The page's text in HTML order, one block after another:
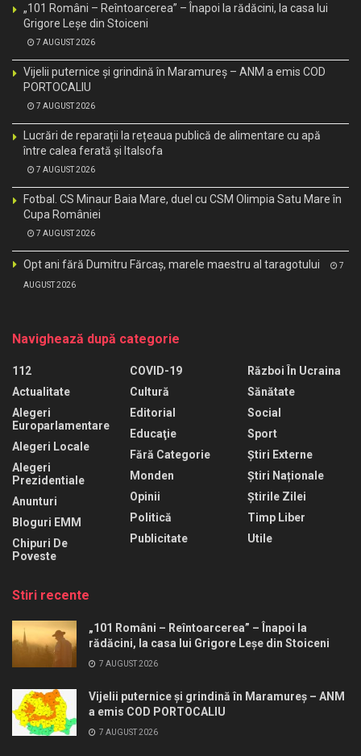
„101 Români – Reîntoarcerea” – Înapoi la rădăcini, la casa lui
Grigore Leșe din Stoiceni
7 AUGUST 2026
Vijelii puternice și grindină în Maramureș – ANM a emis COD
PORTOCALIU
7 AUGUST 2026
Lucrări de reparații la rețeaua publică de alimentare cu apă
între calea ferată și Italsofa
7 AUGUST 2026
Fotbal. CS Minaur Baia Mare, duel cu CSM Olimpia Satu Mare în
Cupa României
7 AUGUST 2026
Opt ani fără Dumitru Fărcaș, marele maestru al taragotului 7
AUGUST 2026
Navighează după categorie
112
Actualitate
Alegeri
Europarlamentare
Alegeri Locale
Alegeri
Prezidentiale
Anunturi
Bloguri EMM
Chipuri De
Poveste
COVID-19
Cultură
Editorial
Educaţie
Fără Categorie
Monden
Opinii
Politică
Publicitate
Război În Ucraina
Sănătate
Social
Sport
Știri Externe
Știri Naționale
Știrile Zilei
Timp Liber
Utile
Stiri recente
„101 Români – Reîntoarcerea” – Înapoi la
rădăcini, la casa lui Grigore Leșe din Stoiceni
7 AUGUST 2026
Vijelii puternice și grindină în Maramureș – ANM
a emis COD PORTOCALIU
7 AUGUST 2026